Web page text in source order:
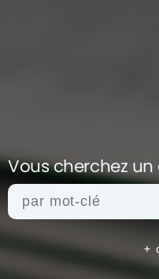
Vous cherchez
+